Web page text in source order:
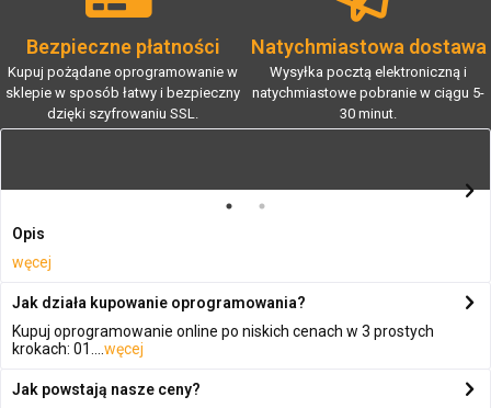
Bezpieczne płatności
Kupuj pożądane oprogramowanie w
sklepie w sposób łatwy i bezpieczny
dzięki szyfrowaniu SSL.
Natychmiastowa dostawa
Wysyłka pocztą elektroniczną i
natychmiastowe pobranie w ciągu 5-
30 minut.
Opis
węcej
Jak działa kupowanie oprogramowania?
Kupuj oprogramowanie online po niskich cenach w 3 prostych
krokach: 01.... węcej
Jak powstają nasze ceny?